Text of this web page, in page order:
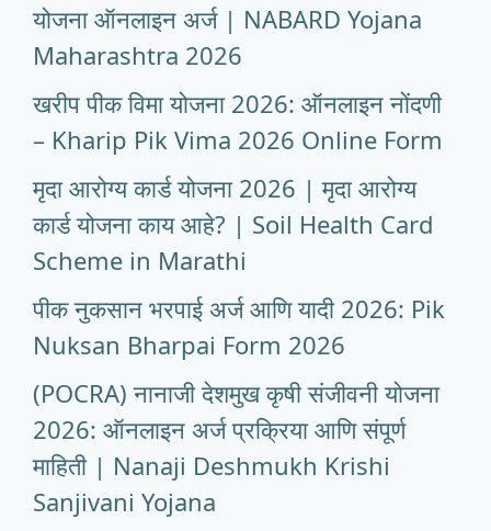
योजना ऑनलाइन अर्ज | NABARD Yojana
Maharashtra 2026
खरीप पीक विमा योजना 2026: ऑनलाइन नोंदणी
– Kharip Pik Vima 2026 Online Form
मृदा आरोग्य कार्ड योजना 2026 | मृदा आरोग्य
कार्ड योजना काय आहे? | Soil Health Card
Scheme in Marathi
पीक नुकसान भरपाई अर्ज आणि यादी 2026: Pik
Nuksan Bharpai Form 2026
(POCRA) नानाजी देशमुख कृषी संजीवनी योजना
2026: ऑनलाइन अर्ज प्रक्रिया आणि संपूर्ण
माहिती | Nanaji Deshmukh Krishi
Sanjivani Yojana